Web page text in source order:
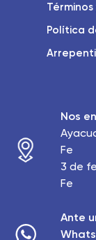
Política
Nos
Fe
3 de
Fe
Ante